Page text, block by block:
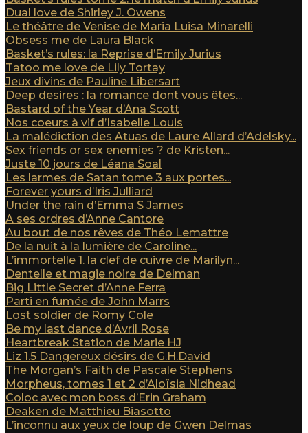
Dual love de Shirley J. Owens
Le théâtre de Venise de Maria Luisa Minarelli
Obsess me de Laura Black
Basket’s rules: la Reprise d’Emily Jurius
Tatoo me love de Lily Tortay
Jeux divins de Pauline Libersart
Deep desires : la romance dont vous êtes...
Bastard of the Year d’Ana Scott
Nos coeurs à vif d’Isabelle Louis
La malédiction des Atuas de Laure Allard d’Adelsky...
Sex friends or sex enemies ? de Kristen...
Juste 10 jours de Léana Soal
Les larmes de Satan tome 3 aux portes...
Forever yours d’Iris Julliard
Under the rain d’Emma S James
A ses ordres d’Anne Cantore
Au bout de nos rêves de Théo Lemattre
De la nuit à la lumière de Caroline...
L’immortelle 1. la clef de cuivre de Marilyn...
Dentelle et magie noire de Delman
Big Little Secret d’Anne Ferra
Parti en fumée de John Marrs
Lost soldier de Romy Cole
Be my last dance d’Avril Rose
Heartbreak Station de Marie HJ
Liz 1.5 Dangereux désirs de G.H.David
The Morgan’s Faith de Pascale Stephens
Morpheus, tomes 1 et 2 d’Aloïsia Nidhead
Coloc avec mon boss d’Erin Graham
Deaken de Matthieu Biasotto
L’inconnu aux yeux de loup de Gwen Delmas